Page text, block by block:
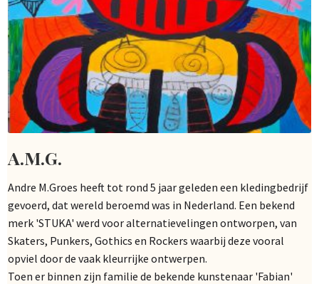
A.M.G.
Andre M.Groes heeft tot rond 5 jaar geleden een kledingbedrijf
gevoerd, dat wereld beroemd was in Nederland. Een bekend
merk 'STUKA' werd voor alternatievelingen ontworpen, van
Skaters, Punkers, Gothics en Rockers waarbij deze vooral
opviel door de vaak kleurrijke ontwerpen.
Toen er binnen zijn familie de bekende kunstenaar 'Fabian'